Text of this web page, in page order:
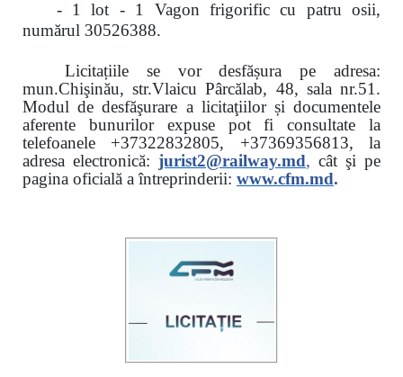
- 1 lot - 1 Vagon frigorific cu patru osii,
numărul 30526388.
Licitațiile se vor desfășura pe adresa:
mun.Chişinău, str.Vlaicu Pârcălab, 48, sala nr.51.
Modul de desfăşurare a licitaţiilor și documentele
aferente bunurilor expuse pot fi consultate la
telefoanele +37322832805, +37369356813, la
adresa electronică: jurist2@railway.md, cât şi pe
pagina oficială a întreprinderii: www.cfm.md.